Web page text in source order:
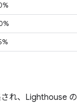
れ、Lighthouse の